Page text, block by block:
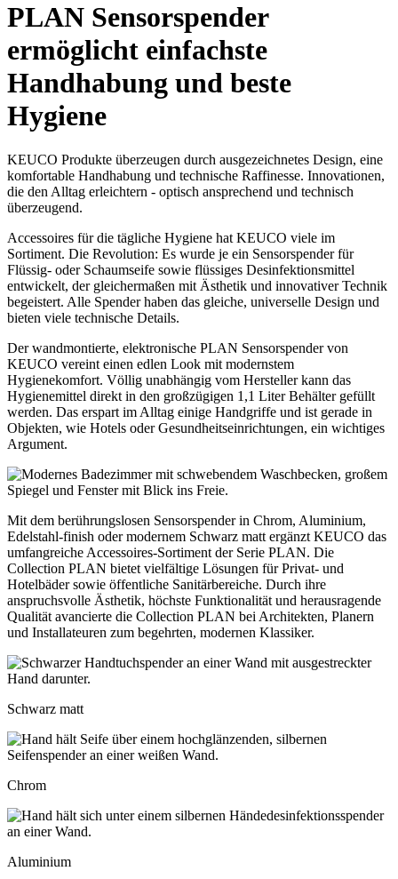
PLAN Sensorspender
ermöglicht einfachste
Handhabung und beste
Hygiene
KEUCO Produkte überzeugen durch ausgezeichnetes Design, eine
komfortable Handhabung und technische Raffinesse. Innovationen,
die den Alltag erleichtern - optisch ansprechend und technisch
überzeugend.
Accessoires für die tägliche Hygiene hat KEUCO viele im
Sortiment. Die Revolution: Es wurde je ein Sensorspender für
Flüssig- oder Schaumseife sowie flüssiges Desinfektionsmittel
entwickelt, der gleichermaßen mit Ästhetik und innovativer Technik
begeistert. Alle Spender haben das gleiche, universelle Design und
bieten viele technische Details.
Der wandmontierte, elektronische PLAN Sensorspender von
KEUCO vereint einen edlen Look mit modernstem
Hygienekomfort. Völlig unabhängig vom Hersteller kann das
Hygienemittel direkt in den großzügigen 1,1 Liter Behälter gefüllt
werden. Das erspart im Alltag einige Handgriffe und ist gerade in
Objekten, wie Hotels oder Gesundheitseinrichtungen, ein wichtiges
Argument.
Mit dem berührungslosen Sensorspender in Chrom, Aluminium,
Edelstahl-finish oder modernem Schwarz matt ergänzt KEUCO das
umfangreiche Accessoires-Sortiment der Serie PLAN. Die
Collection PLAN bietet vielfältige Lösungen für Privat- und
Hotelbäder sowie öffentliche Sanitärbereiche. Durch ihre
anspruchsvolle Ästhetik, höchste Funktionalität und herausragende
Qualität avancierte die Collection PLAN bei Architekten, Planern
und Installateuren zum begehrten, modernen Klassiker.
Schwarz matt
Chrom
Aluminium